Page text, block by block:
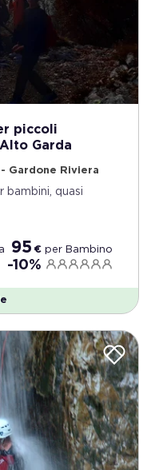
piccoli
Garda
Gardone Riviera
bambini, quasi
95 € per Bambino
-10%